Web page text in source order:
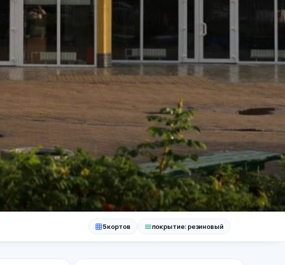
5кортов покрытие: резиновый